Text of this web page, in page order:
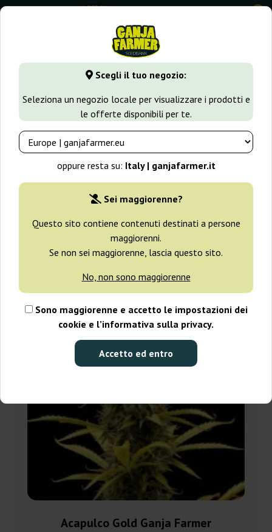
Scegli il tuo negozio:
Seleziona un negozio locale per visualizzare i prodotti e
le offerte disponibili per te.
oppure resta su: Italy | ganjafarmer.it
Sei maggiorenne?
Questo sito contiene contenuti destinati a persone
maggiorenni.
Se non sei maggiorenne, lascia questo sito.
No, non sono maggiorenne
Sono maggiorenne e accetto le impostazioni dei
cookie e l’informativa sulla privacy.
Accetto ed entro
0
GanjaFarmer.it Tipi di Semi Semi Sativa
Semi di Cannabis Sativa
Una collezione di semi di cannabis con genetica dominante
Sativa. Ogni appassionato che desideri arricchire la propria
collezione con una genetica tropicale troverà qui la scelta
ideale. Abbiamo selezionato varietà note e apprezzate in tutto
il mondo per il loro sapore e aroma.
Filtri Ordinamento
Acapulco Gold Ganja Farmer